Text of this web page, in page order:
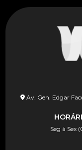
Av. Gen. Edgar
Seg à Sex